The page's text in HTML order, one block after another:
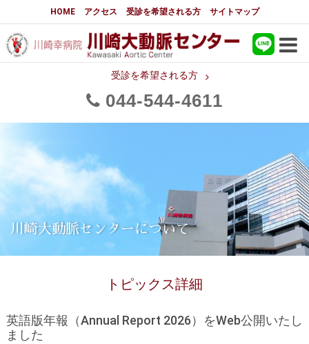
HOME アクセス 受診を希望される方 サイトマップ
受診を希望される方
044 544 4611
大動脈センターについて
はじめに 大動脈センターについて
大動脈手術の詳細実績
都道府県別患者マップ
フロア図
大動脈瘤について 基本編
胸部大動脈瘤の治療 腹部大動脈瘤の治療
川崎大動脈センターについて
トピックス詳細
英語版年報（Annual Report 2026）をWeb公開いたし
ました